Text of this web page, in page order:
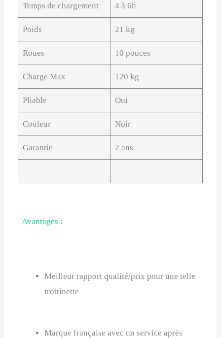
Temps de chargement 4 à 6h
Poids 21 kg
Roues 10 pouces
Charge Max 120 kg
Pliable Oui
Couleur Noir
Garantie 2 ans
Avantages :
Meilleur rapport qualité/prix pour une telle
trottinette
Marque française avec un service après